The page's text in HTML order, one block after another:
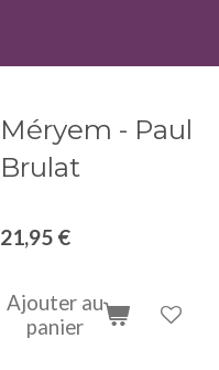
Méryem - Paul
Brulat
21,95 €
Ajouter au
panier